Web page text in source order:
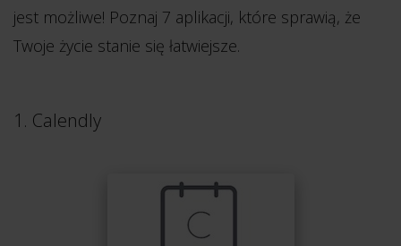
jest możliwe! Poznaj 7 aplikacji, które sprawią, że
Twoje życie stanie się łatwiejsze.
1. Calendly